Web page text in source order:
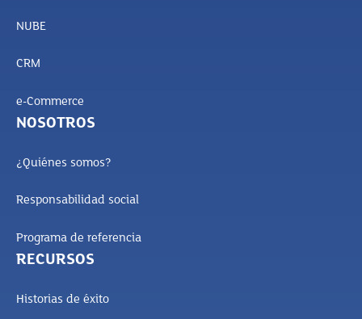
NUBE
CRM
e-Commerce
NOSOTROS
¿Quiénes somos?
Responsabilidad social
Programa de referencia
RECURSOS
Historias de éxito